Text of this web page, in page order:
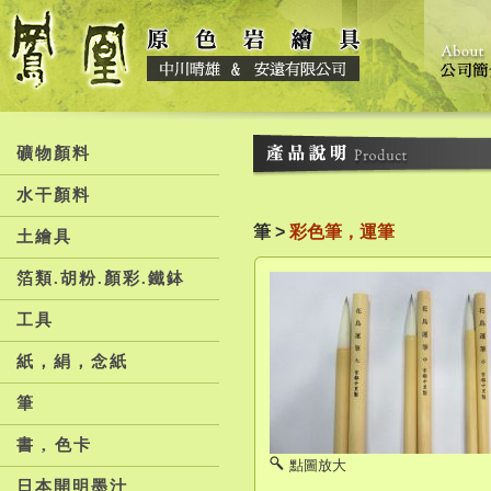
礦物顏料
水干顏料
土繪具
箔類.胡粉.顏彩.鐵鉢
工具
紙，絹，念紙
筆
書 , 色卡
日本開明墨汁
筆 > 彩色筆，運筆
點圖放大